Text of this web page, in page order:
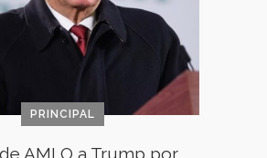
PRINCIPAL
AMLO a Trump por